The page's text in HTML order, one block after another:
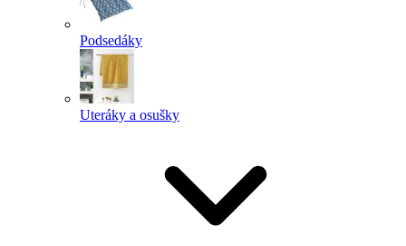
Podsedáky
Uteráky a osušky